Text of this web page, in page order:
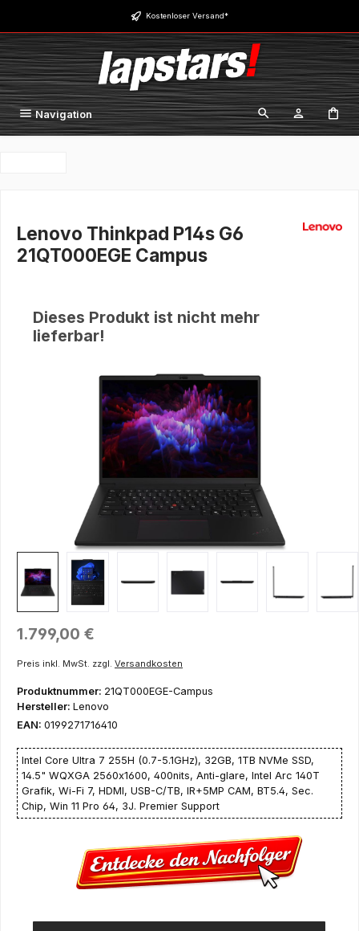
Zum Hauptinhalt springen Kostenloser Versand*
Navigation
Lenovo Thinkpad P14s G6
21QT000EGE Campus
Dieses Produkt ist nicht mehr
lieferbar!
Bildergalerie überspringen
Regulärer Preis:
1.799,00 €
Preis inkl. MwSt. zzgl. Versandkosten
Produktnummer: 21QT000EGE-Campus
Hersteller: Lenovo
EAN: 0199271716410
Intel Core Ultra 7 255H (0.7-5.1GHz), 32GB, 1TB NVMe SSD,
14.5" WQXGA 2560x1600, 400nits, Anti-glare, Intel Arc 140T
Grafik, Wi-Fi 7, HDMI, USB-C/TB, IR+5MP CAM, BT5.4, Sec.
Chip, Win 11 Pro 64, 3J. Premier Support